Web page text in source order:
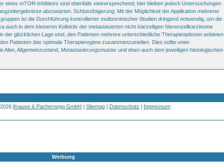
eines mTOR-Inhibitors sind ebenfalls vielversprechend; hier bleiben jedoch Untersuchungen
abzuwarten. Schlussfolgerung: Mit der Möglichkeit der Applikation mehrerer
ist die Durchführung kontrollierter multizentrischer Studien dringend notwendig, um die
auch in dem kleineren Kollektiv der metastasierten nicht klarzelligen Nierenzellkarzinome
der glücklichen Lage sind, den Patienten mehrere unterschiedliche Therapieoptionen anbieten
Patienten das optimale Therapieregime zusammenzustellen. Dies sollte unter
Alter, Allgemeinzustand, Metastasierungsmuster und eben auch dem jeweiligen histologischen
Krause & Pachernegg GmbH | Sitemap| Datenschutz | Impressum
Werbung